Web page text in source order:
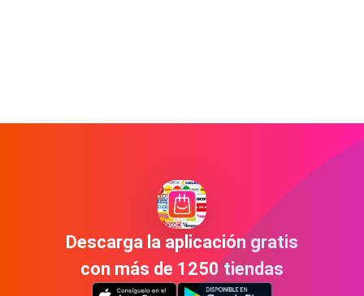
Descarga la aplicación gratis
con más de 1250 tiendas